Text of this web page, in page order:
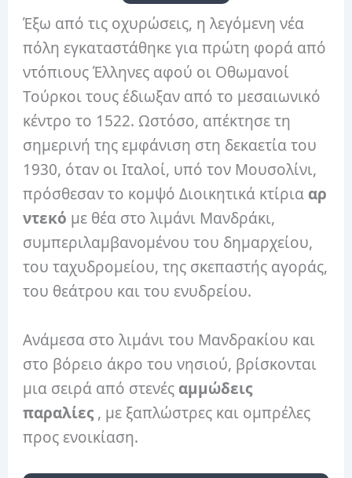
Έξω από τις οχυρώσεις, η λεγόμενη νέα
πόλη εγκαταστάθηκε για πρώτη φορά από
ντόπιους Έλληνες αφού οι Οθωμανοί
Τούρκοι τους έδιωξαν από το μεσαιωνικό
κέντρο το 1522. Ωστόσο, απέκτησε τη
σημερινή της εμφάνιση στη δεκαετία του
1930, όταν οι Ιταλοί, υπό τον Μουσολίνι,
πρόσθεσαν το κομψό Διοικητικά κτίρια αρ
ντεκό με θέα στο λιμάνι Μανδράκι,
συμπεριλαμβανομένου του δημαρχείου,
του ταχυδρομείου, της σκεπαστής αγοράς,
του θεάτρου και του ενυδρείου.
Ανάμεσα στο λιμάνι του Μανδρακίου και
στο βόρειο άκρο του νησιού, βρίσκονται
μια σειρά από στενές αμμώδεις
παραλίες, με ξαπλώστρες και ομπρέλες
προς ενοικίαση.